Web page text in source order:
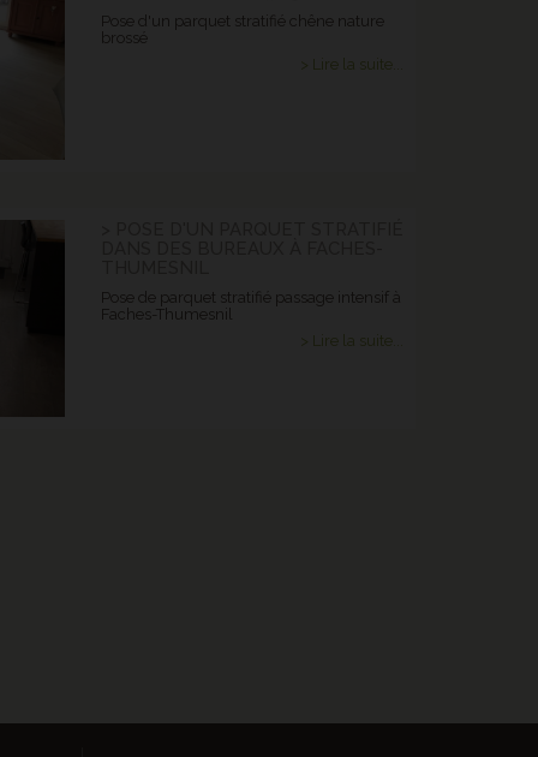
Pose d'un parquet stratifié chêne nature
brossé
> Lire la suite...
Pose de parquet stratifié passage intensif à
Faches-Thumesnil
> Lire la suite...